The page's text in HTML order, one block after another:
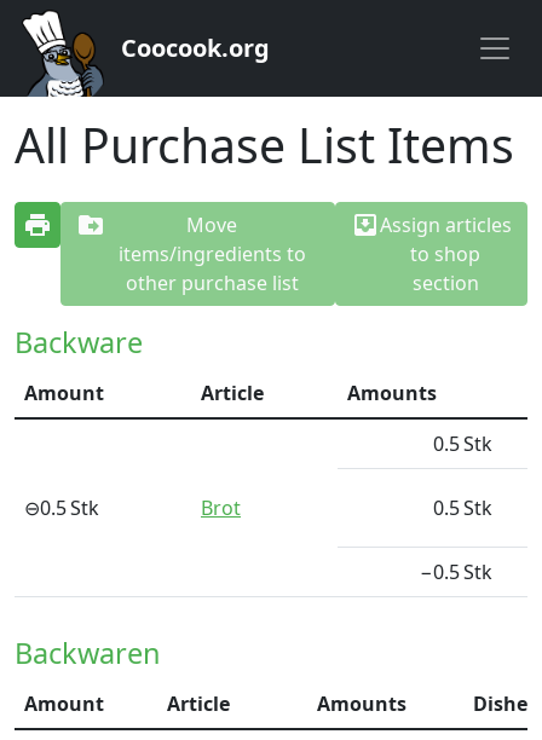
Coocook.org
All Purchase List Items
print drive_file_move
Move
items/ingredients to
other purchase list
move_to_inboxAssign articles
to shop
section
Backware
Amount Article Amounts
⊖0.5Stk Brot
0.5Stk
0.5Stk
−0.5Stk
Backwaren
Amount Article Amounts Dishes